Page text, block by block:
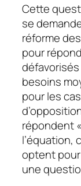
Cette
se
réforme
pour
besoins
pour les
répondent
l’équation,
optent pour
une